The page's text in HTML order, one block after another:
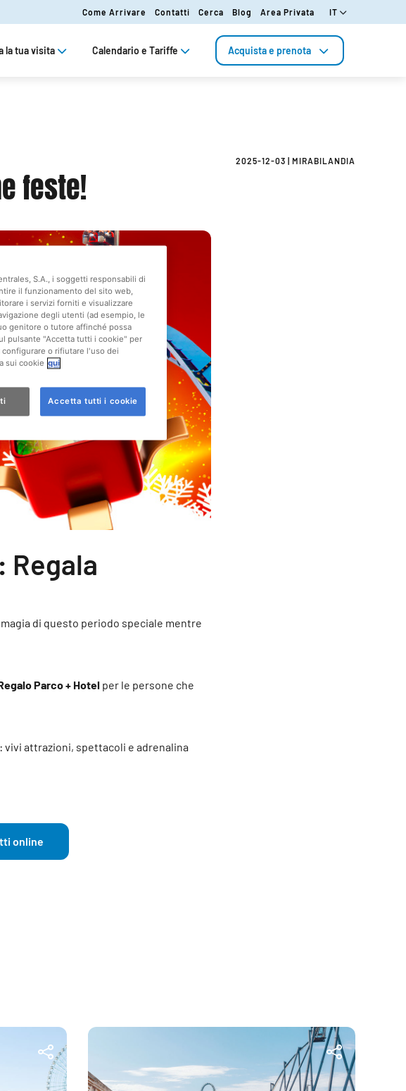
Come Arrivare Contatti Cerca Blog Area Privata IT
la tua visita Calendario e Tariffe Acquista e prenota
2025-12-03 MIRABILANDIA
feste!
Regala
di questo periodo speciale mentre
Parco + Hotel per le persone che
vivi attrazioni, spettacoli e adrenalina
online
S.A., i soggetti responsabili di
il funzionamento del sito web,
i servizi forniti e visualizzare
degli utenti (ad esempio, le
genitore o tutore affinché possa
pulsante "Accetta tutti i cookie" per
o rifiutare l'uso dei
sui cookie qui
Accetta tutti i cookie